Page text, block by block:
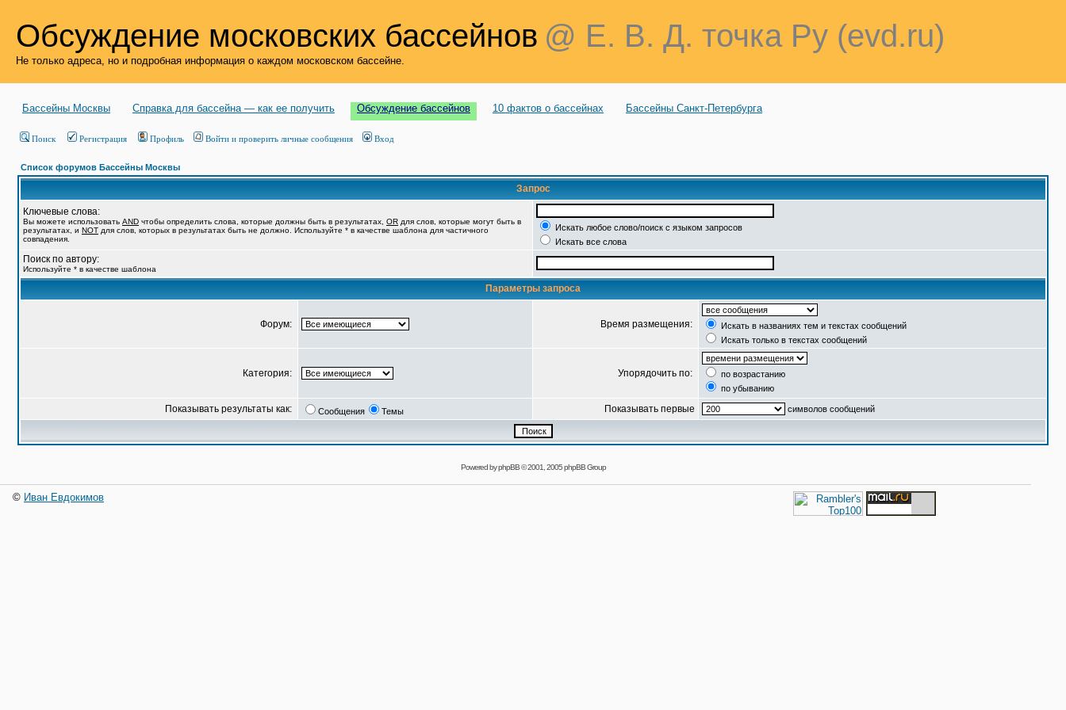
Обсуждение московских бассейнов @ Е. В. Д. точка Ру (evd.ru)
Не только адреса, но и подробная информация о каждом московском бассейне.
Бассейны Москвы Справка для бассейна — как ее получить Обсуждение бассейнов 10 фактов о бассейнах Бассейны Санкт-Петербурга
Поиск Регистрация Профиль Войти и проверить личные сообщения Вход
Список форумов Бассейны Москвы
Запрос
Ключевые слова:
Вы можете использовать AND чтобы определить слова, которые должны быть в результатах, OR для слов, которые могут быть в
результатах, и NOT для слов, которых в результатах быть не должно. Используйте * в качестве шаблона для частичного
совпадения.
Искать любое слово/поиск с языком запросов
Искать все слова
Поиск по автору:
Используйте * в качестве шаблона
Параметры запроса
Форум: Время размещения:
Искать в названиях тем и текстах сообщений
Искать только в текстах сообщений
Категория: Упорядочить по:
по возрастанию
по убыванию
Показывать результаты как: Сообщения Темы Показывать первые символов сообщений
Powered byphpBB© 2001, 2005 phpBB Group
© Иван Евдокимов